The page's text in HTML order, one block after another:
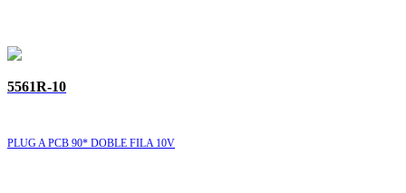
5561R-10
PLUG A PCB 90* DOBLE FILA 10V